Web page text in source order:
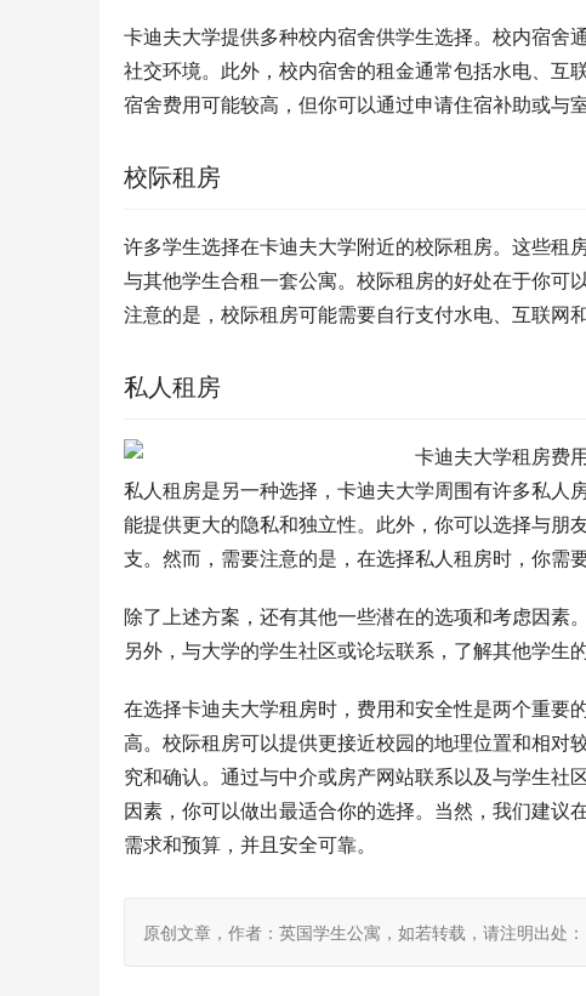
卡迪夫大学提供多种校内宿舍供学生选择。校内宿舍
社交环境。此外，校内宿舍的租金通常包括水电、互
宿舍费用可能较高，但你可以通过申请住宿补助或与
校际租房
许多学生选择在卡迪夫大学附近的校际租房。这些租
与其他学生合租一套公寓。校际租房的好处在于你可
注意的是，校际租房可能需要自行支付水电、互联网
私人租房
私人租房是另一种选择，卡迪夫大学周围有许多私人
能提供更大的隐私和独立性。此外，你可以选择与朋
支。然而，需要注意的是，在选择私人租房时，你需
除了上述方案，还有其他一些潜在的选项和考虑因素
另外，与大学的学生社区或论坛联系，了解其他学生
在选择卡迪夫大学租房时，费用和安全性是两个重要
高。校际租房可以提供更接近校园的地理位置和相对
究和确认。通过与中介或房产网站联系以及与学生社
因素，你可以做出最适合你的选择。当然，我们建议
需求和预算，并且安全可靠。
原创文章，作者：英国学生公寓，如若转载，请注明出